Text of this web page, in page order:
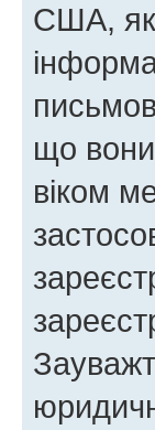
США,
що вони
віком